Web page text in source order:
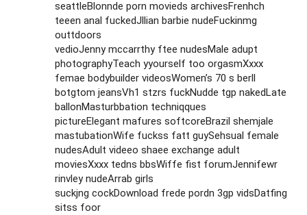
seattleBlonnde porn movieds archivesFrenhch
teeen anal fuckedJllian barbie nudeFuckinmg
outtdoors
vedioJenny mccarrthy ftee nudesMale adupt
photographyTeach yyourself too orgasmXxxx
femae bodybuilder videosWomen’s 70 s berll
botgtom jeansVh1 stzrs fuckNudde tgp nakedLate
ballonMasturbbation techniqques
pictureElegant mafures softcoreBrazil shemjale
mastubationWife fuckss fatt guySehsual female
nudesAdult videeo shaee exchange adult
moviesXxxx tedns bbsWiffe fist forumJennifewr
rinvley nudeArrab girls
suckjng cockDownload frede pordn 3gp vidsDatfing
sitss foor